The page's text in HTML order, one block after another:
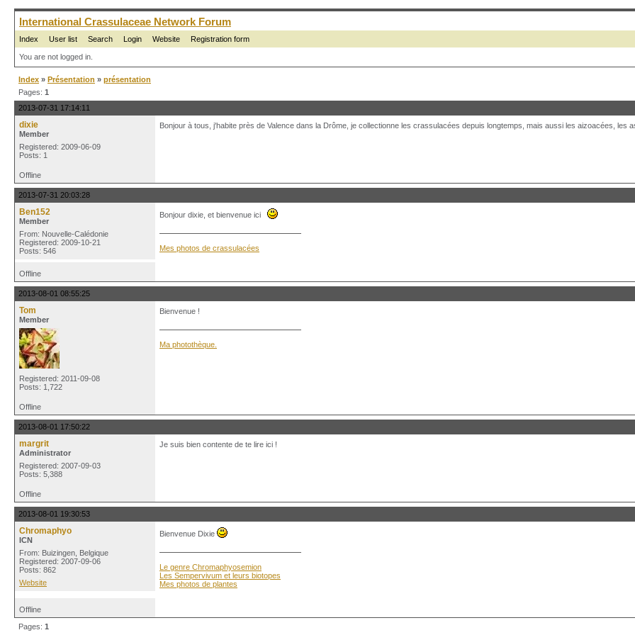
International Crassulaceae Network Forum
Index User list Search Login Website Registration form
You are not logged in.
Index » Présentation » présentation
Pages: 1
2013-07-31 17:14:11
dixie
Member
Registered: 2009-06-09
Posts: 1
Bonjour à tous, j'habite près de Valence dans la Drôme, je collectionne les crassulacées depuis longtemps, mais aussi les aizoacées, les
Offline
2013-07-31 20:03:28
Ben152
Member
From: Nouvelle-Calédonie
Registered: 2009-10-21
Posts: 546
Bonjour dixie, et bienvenue ici
Mes photos de crassulacées
Offline
2013-08-01 08:55:25
Tom
Member
Registered: 2011-09-08
Posts: 1,722
Bienvenue !
Ma photothèque.
Offline
2013-08-01 17:50:22
margrit
Administrator
Registered: 2007-09-03
Posts: 5,388
Je suis bien contente de te lire ici !
Offline
2013-08-01 19:30:53
Chromaphyo
ICN
From: Buizingen, Belgique
Registered: 2007-09-06
Posts: 862
Website
Bienvenue Dixie
Le genre Chromaphyosemion
Les Sempervivum et leurs biotopes
Mes photos de plantes
Offline
Pages: 1